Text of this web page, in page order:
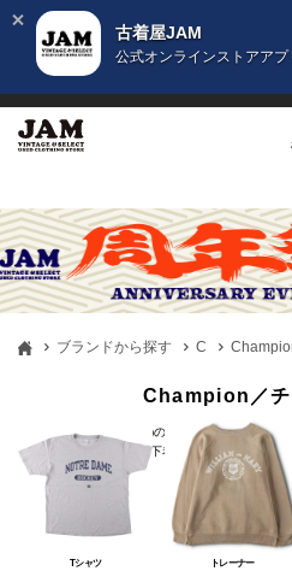
古着屋JAM
公式オンラインストアアプ
ブランドから探す C
Champion／チ
チャンピオン(Champion)の歴史は1919年まで遡
ツの原型であるウールの下着を製造しており、や
Tシャツ トレーナー